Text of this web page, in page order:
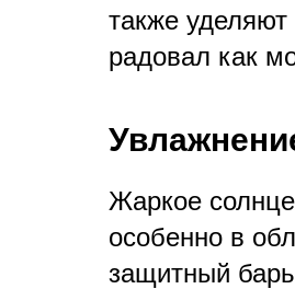
также уделяют
радовал как
Жаркое
особенно в
защитный